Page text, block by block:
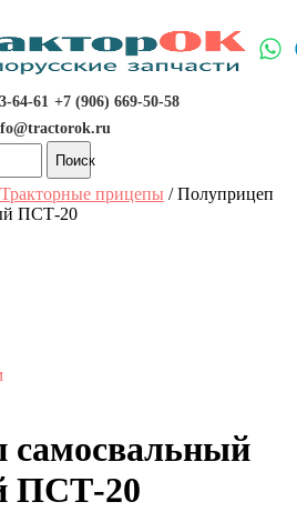
64-61 +7 (906) 669-50-58
Поиск
Тракторные прицепы / Полуприцеп
ПСТ-20
самосвальный
ПСТ-20